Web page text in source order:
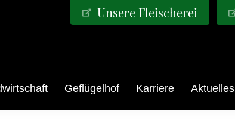
Unsere Fleischerei
Geflügelhof Karriere Aktuelles